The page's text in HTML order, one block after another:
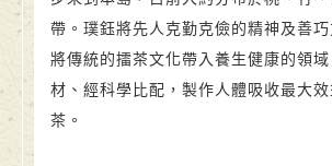
帶。璞鈺將先人克勤克儉的精神及善巧
將傳統的擂茶文化帶入養生健康的領
材、經科學比配，製作人體吸收最大
茶。